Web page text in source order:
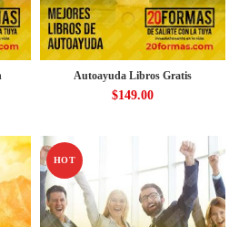
Autoayuda Libros Gratis
$149.00
HOT